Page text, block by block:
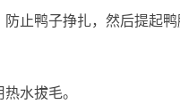
鸭子挣扎，然后提起鸭
水拔毛。